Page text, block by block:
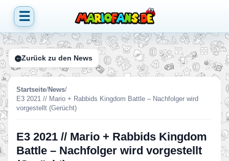
☰
Zurück zu den News
Startseite/News/
E3 2021 // Mario + Rabbids Kingdom Battle – Nachfolger wird
vorgestellt (Gerücht)
E3 2021 // Mario + Rabbids Kingdom
Battle – Nachfolger wird vorgestellt